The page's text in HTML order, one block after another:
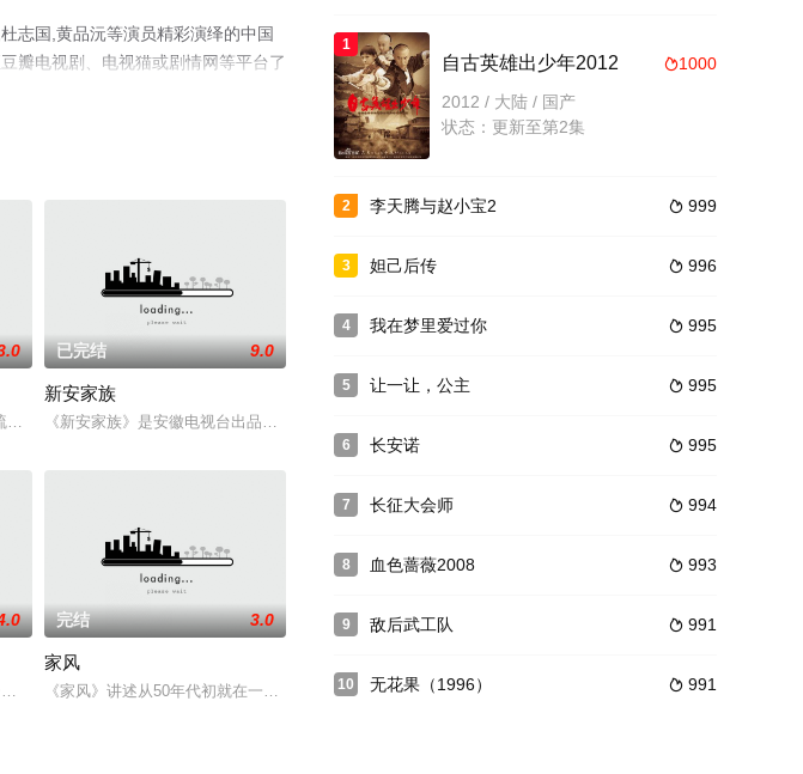
志国,黄品沅等演员精彩演绎的中国
瓣电视剧、电视猫或剧情网等平台了
在腾讯视频播出。[1
的是，澍阳的父亲李进成和衣珊的父亲衣强同时深信衣珊是自己
，让三个同时出生的孩子进错了家庭，也由此改写了他们一生的命运。老实厚道的邮政工人陶国栋（傅
已完结 9.0
新安家族
《新安家族》是安徽电视台出品的年代商战电视剧，由张培根执导，张垒、吴孟达、刘钧、张静静领衔主演。
顶替。但性情爽快的她并没因
，宏伟壮丽的夏国国都失去了绿色的屏障。生态环境失去平衡，终
然出现一颗新星——小白玉霜，她就是当时的评剧皇后白玉霜的养女李再雯。她5岁被白玉霜的养母
完结 3.0
家风
《家风》讲述从50年代初就在一起共过事的省人大常务副主任杨正民与水务厅长牛志浩二人成了亲家。杨正民
1
1000
自古英雄出少年2012
2012 / 大陆 / 国产
状态：更新至第2集
2  999
李天腾与赵小宝2
3  996
妲己后传
4  995
我在梦里爱过你
5  995
让一让，公主
6  995
长安诺
7  994
长征大会师
8  993
血色蔷薇2008
9  991
敌后武工队
10  991
无花果（1996）